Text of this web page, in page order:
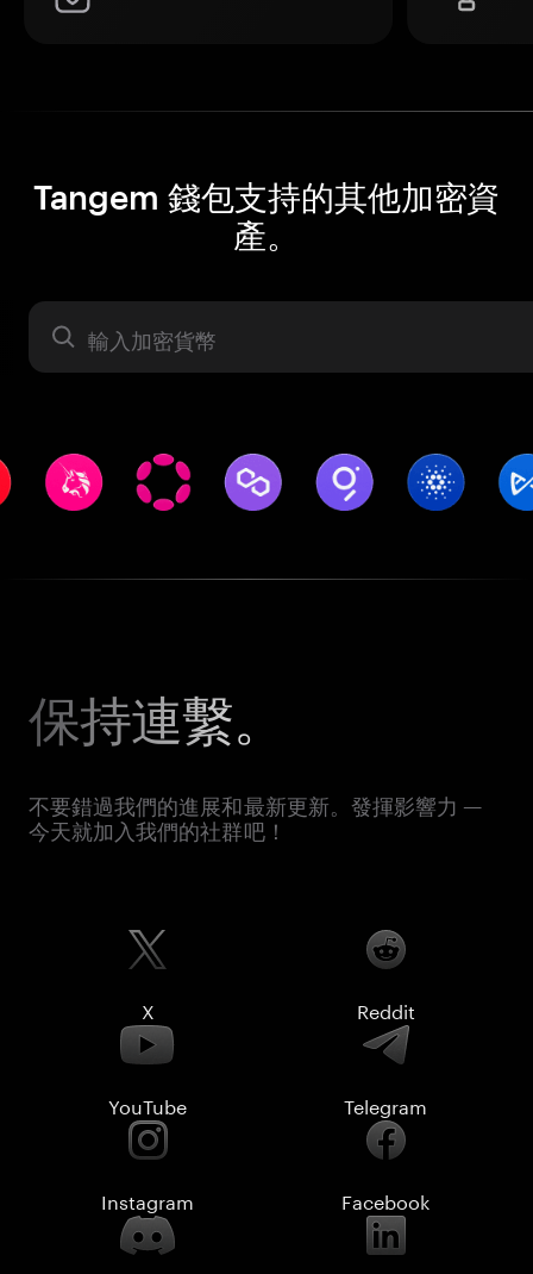
Tangem 錢包支持的其他加密資
產。
資產
保持連繫。
不要錯過我們的進展和最新更新。發揮影響力 —
今天就加入我們的社群吧！
X Reddit
YouTube Telegram
Instagram Facebook